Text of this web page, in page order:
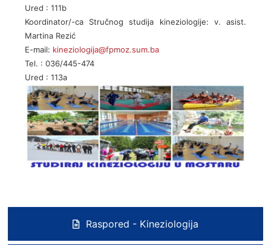
Ured : 111b
Koordinator/-ca Stručnog studija kineziologije: v. asist.
Martina Rezić
E-mail: kineziologija@fpmoz.sum.ba
Tel. : 036/445-474
Ured : 113a
Raspored - Kineziologija